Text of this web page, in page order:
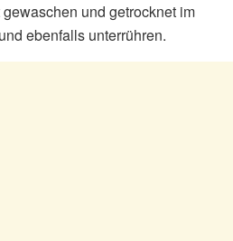
und getrocknet im
ebenfalls unterrühren.